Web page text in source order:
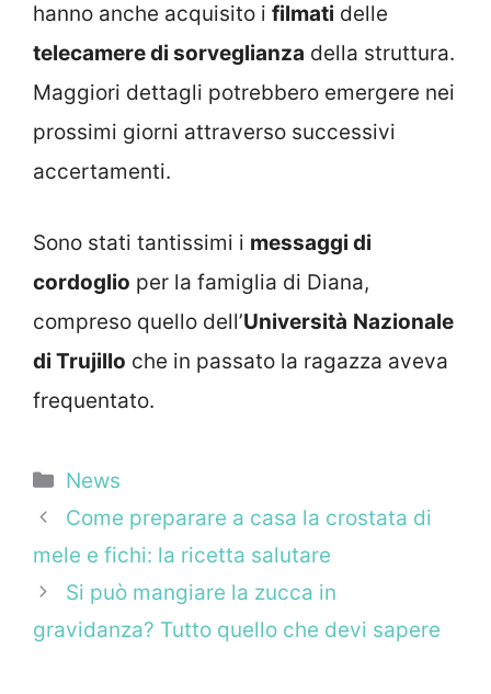
hanno anche acquisito i filmati delle
telecamere di sorveglianza della struttura.
Maggiori dettagli potrebbero emergere nei
prossimi giorni attraverso successivi
accertamenti.
Sono stati tantissimi i messaggi di
cordoglio per la famiglia di Diana,
compreso quello dell’Università Nazionale
di Trujillo che in passato la ragazza aveva
frequentato.
Categorie
News
Come preparare a casa la crostata di
mele e fichi: la ricetta salutare
Si può mangiare la zucca in
gravidanza? Tutto quello che devi sapere